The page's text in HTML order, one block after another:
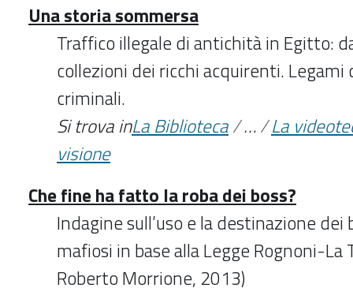
Una storia sommersa
Traffico illegale di antichità in Egitto:
collezioni dei ricchi acquirenti.
criminali.
Si trova inLa Biblioteca/…/La
visione
Che fine ha fatto la roba dei boss?
Indagine sull’uso e la destinazione
mafiosi in base alla Legge Rognoni-La
Roberto Morrione, 2013)